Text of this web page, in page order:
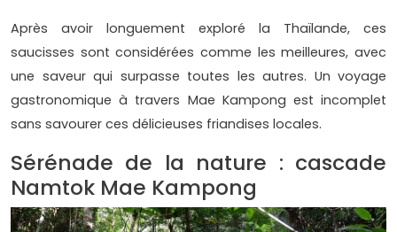
Après avoir longuement exploré la Thaïlande, ces
saucisses sont considérées comme les meilleures, avec
une saveur qui surpasse toutes les autres. Un voyage
gastronomique à travers Mae Kampong est incomplet
sans savourer ces délicieuses friandises locales.
Sérénade de la nature : cascade
Namtok Mae Kampong